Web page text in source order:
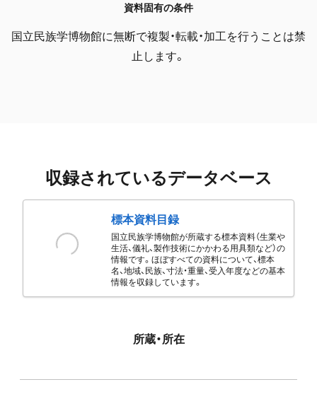
資料固有の条件
国立民族学博物館に無断で複製・転載・加工を行うことは禁
止します。
収録されているデータベース
標本資料目録
国立民族学博物館が所蔵する標本資料（生業や
生活、儀礼、製作技術にかかわる用具類など）の
情報です。ほぼすべての資料について、標本
名、地域、民族、寸法・重量、受入年度などの基本
情報を収録しています。
所蔵・所在